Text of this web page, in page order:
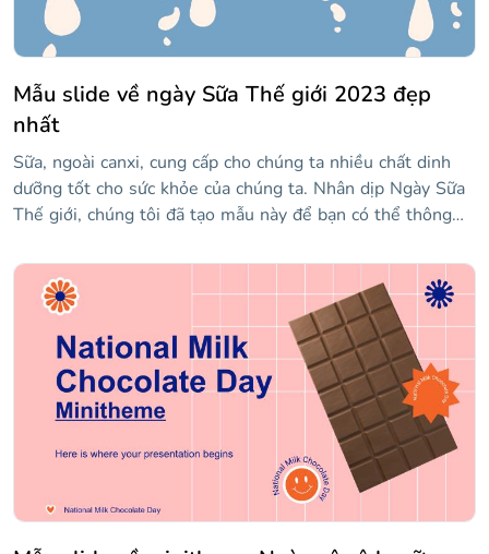
Mẫu slide về ngày Sữa Thế giới 2023 đẹp
nhất
Sữa, ngoài canxi, cung cấp cho chúng ta nhiều chất dinh
dưỡng tốt cho sức khỏe của chúng ta. Nhân dịp Ngày Sữa
Thế giới, chúng tôi đã tạo mẫu này để bạn có thể thông
mại là kem và xanh lam, và các hình minh họa mô phỏng
một vệt nước. Kiểu chữ là sans serif và có thể dễ dàng đọc
được trên mọi màn hình. Sử dụng các tài nguyên khác
nhau mà chúng tôi đã tạo ra để nói về các loại sữa khác
nhau, đặc điểm của từng loại và thậm chí bạn có thể bao
gồm một công thức.